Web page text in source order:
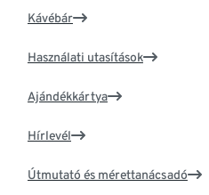
Kávébár
Használati utasítások
Ajándékkártya
Hírlevél
Útmutató és mérettanácsadó